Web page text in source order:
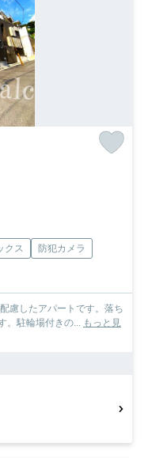
クス
防犯カメラ
慮したアパートです。落ち
。駐輪場付きの... もっと見